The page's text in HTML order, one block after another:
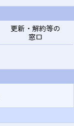
更新・解約等の
窓口